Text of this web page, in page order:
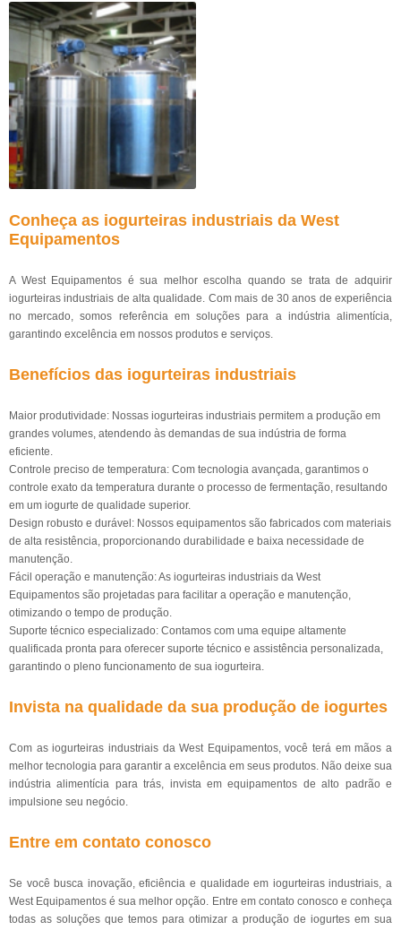
Conheça as iogurteiras industriais da West
Equipamentos
A West Equipamentos é sua melhor escolha quando se trata de adquirir
iogurteiras industriais de alta qualidade. Com mais de 30 anos de experiência
no mercado, somos referência em soluções para a indústria alimentícia,
garantindo excelência em nossos produtos e serviços.
Benefícios das iogurteiras industriais
Maior produtividade: Nossas iogurteiras industriais permitem a produção em
grandes volumes, atendendo às demandas de sua indústria de forma
eficiente.
Controle preciso de temperatura: Com tecnologia avançada, garantimos o
controle exato da temperatura durante o processo de fermentação, resultando
em um iogurte de qualidade superior.
Design robusto e durável: Nossos equipamentos são fabricados com materiais
de alta resistência, proporcionando durabilidade e baixa necessidade de
manutenção.
Fácil operação e manutenção: As iogurteiras industriais da West
Equipamentos são projetadas para facilitar a operação e manutenção,
otimizando o tempo de produção.
Suporte técnico especializado: Contamos com uma equipe altamente
qualificada pronta para oferecer suporte técnico e assistência personalizada,
garantindo o pleno funcionamento de sua iogurteira.
Invista na qualidade da sua produção de iogurtes
Com as iogurteiras industriais da West Equipamentos, você terá em mãos a
melhor tecnologia para garantir a excelência em seus produtos. Não deixe sua
indústria alimentícia para trás, invista em equipamentos de alto padrão e
impulsione seu negócio.
Entre em contato conosco
Se você busca inovação, eficiência e qualidade em iogurteiras industriais, a
West Equipamentos é sua melhor opção. Entre em contato conosco e conheça
todas as soluções que temos para otimizar a produção de iogurtes em sua